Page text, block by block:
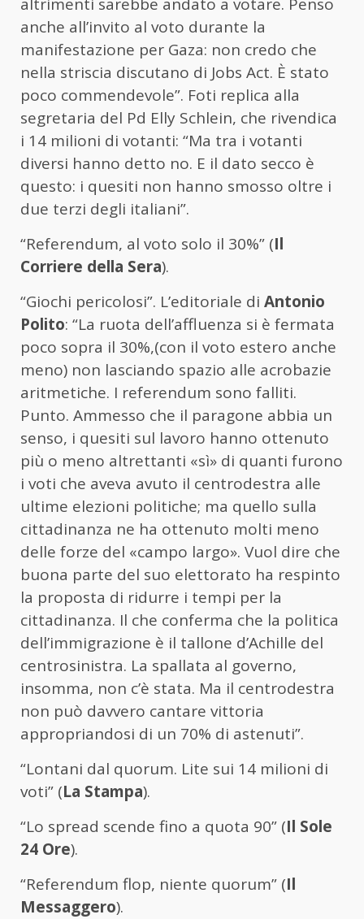
altrimenti sarebbe andato a votare. Penso
anche all’invito al voto durante la
manifestazione per Gaza: non credo che
nella striscia discutano di Jobs Act. È stato
poco commendevole”. Foti replica alla
segretaria del Pd Elly Schlein, che rivendica
i 14 milioni di votanti: “Ma tra i votanti
diversi hanno detto no. E il dato secco è
questo: i quesiti non hanno smosso oltre i
due terzi degli italiani”.
“Referendum, al voto solo il 30%” (Il
Corriere della Sera).
“Giochi pericolosi”. L’editoriale di Antonio
Polito: “La ruota dell’affluenza si è fermata
poco sopra il 30%,(con il voto estero anche
meno) non lasciando spazio alle acrobazie
aritmetiche. I referendum sono falliti.
Punto. Ammesso che il paragone abbia un
senso, i quesiti sul lavoro hanno ottenuto
più o meno altrettanti «sì» di quanti furono
i voti che aveva avuto il centrodestra alle
ultime elezioni politiche; ma quello sulla
cittadinanza ne ha ottenuto molti meno
delle forze del «campo largo». Vuol dire che
buona parte del suo elettorato ha respinto
la proposta di ridurre i tempi per la
cittadinanza. Il che conferma che la politica
dell’immigrazione è il tallone d’Achille del
centrosinistra. La spallata al governo,
insomma, non c’è stata. Ma il centrodestra
non può davvero cantare vittoria
appropriandosi di un 70% di astenuti”.
“Lontani dal quorum. Lite sui 14 milioni di
voti” (La Stampa).
“Lo spread scende fino a quota 90” (Il Sole
24 Ore).
“Referendum flop, niente quorum” (Il
Messaggero).